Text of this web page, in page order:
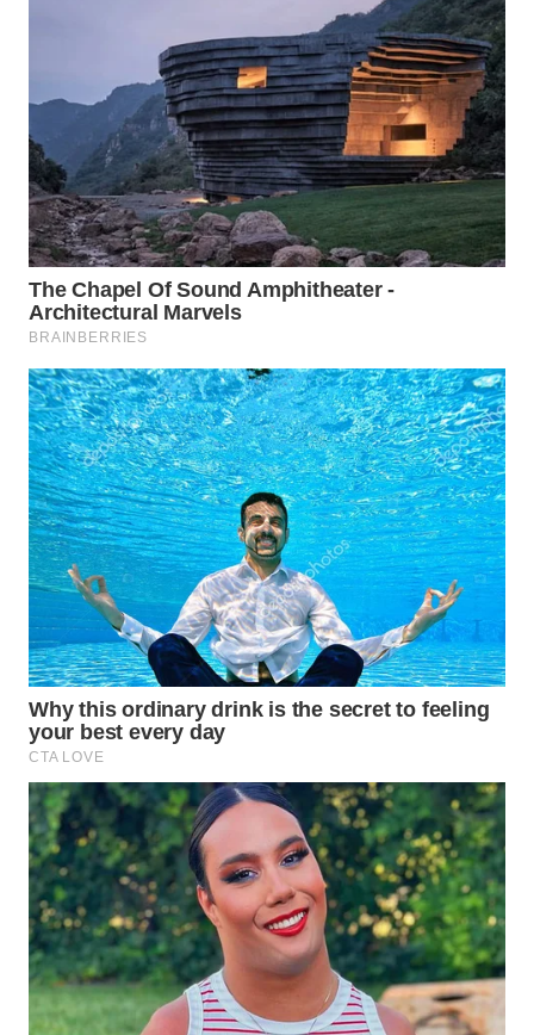
TAPANULI
SELATAN
WN
TANJUNG
LESUNG
WN
KARO
WN
SIMALUNGUN
WN
LABUHANBATU
WN
TAPANULI
TENGAH
WN DELI
SERDANG
WN
TINGGI
WN
PAKPAK
WN
KARAWANG